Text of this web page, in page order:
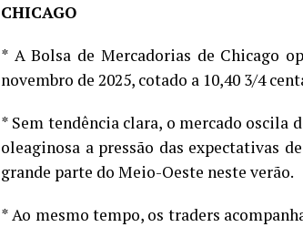
CHICAGO
* A Bolsa de Mercadorias de Chicago
novembro de 2025, cotado a 10,40 3/4
* Sem tendência clara, o mercado oscila
oleaginosa a pressão das expectativas
grande parte do Meio-Oeste neste verão.
* Ao mesmo tempo, os traders